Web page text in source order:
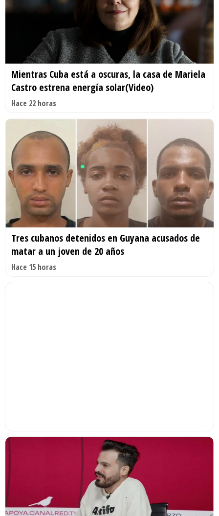
Mientras Cuba está a oscuras, la casa de Mariela
Castro estrena energía solar(Video)
Hace 22 horas
Tres cubanos detenidos en Guyana acusados de
matar a un joven de 20 años
Hace 15 horas